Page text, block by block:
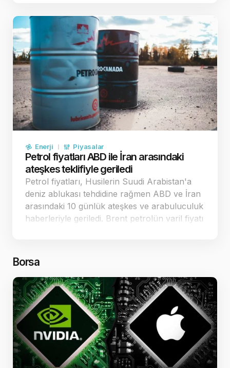
Enerji Piyasalar
Petrol fiyatları ABD ile İran arasındaki
ateşkes teklifiyle geriledi
Petrol fiyatları, Husilerin Suudi Arabistan'a
deniz ablukası tehdidine rağmen ABD ve İran
arasındaki 10 günlük ateşkes ve arabuluculuk
haberleriyle geriledi. Brent petrolün varil fiyatı
Borsa